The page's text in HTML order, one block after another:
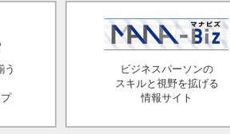
う
ビジネスパーソンの
スキルと視野を拡げる
情報サイト